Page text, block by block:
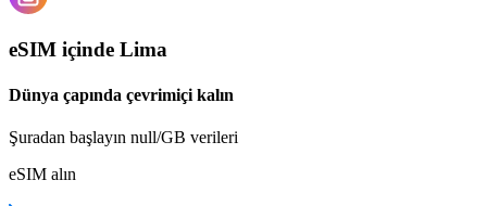
eSIM içinde Lima
Dünya çapında çevrimiçi kalın
Şuradan başlayın null/GB verileri
eSIM alın